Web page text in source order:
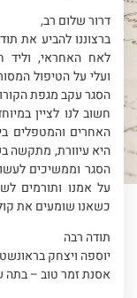
דרור שלום רב,
ברצוננו להביע את
לאח האחראי, וליד
ועלי על הטיפול
הסגר עקב מגפת
חשוב לנו לציין
האחרים והמטפלים
היא עיוורת, מתקשה
הסגר וממשיכים
על אמנו ותורמים
כשאנו שומעים את
תודה רבה
יוספה ויצחק
אסנת זמר טוב – בתה